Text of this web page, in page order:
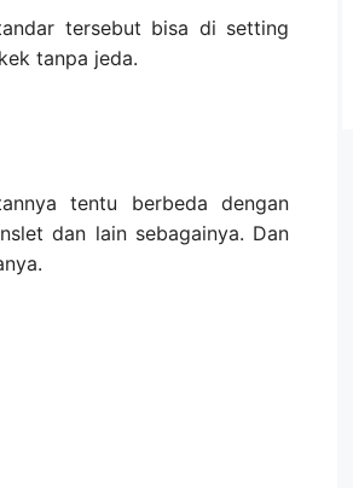
tersebut bisa di setting
tanpa jeda.
tentu berbeda dengan
dan lain sebagainya. Dan